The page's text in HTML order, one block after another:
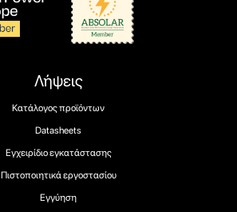
Λήψεις
Κατάλογος προϊόντων
Datasheets
Εγχειρίδιο εγκατάστασης
Πιστοποιητικά εργοστασίου
Εγγύηση